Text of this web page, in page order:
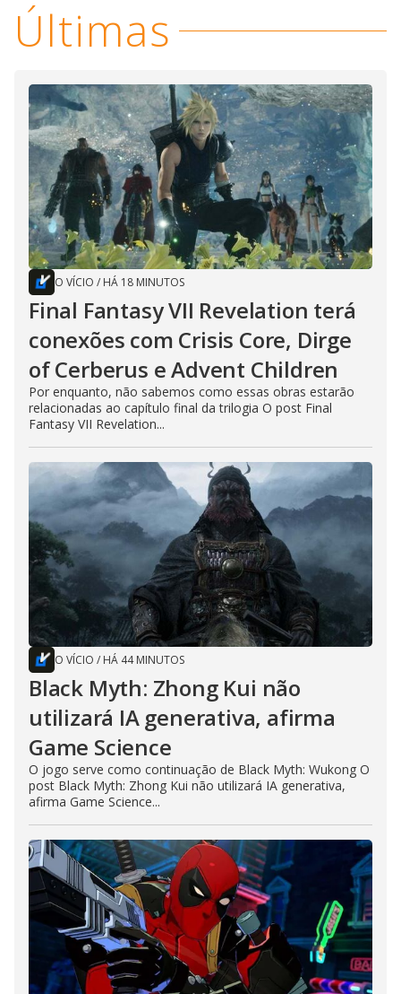
Últimas
O VÍCIO / HÁ 18 MINUTOS
Final Fantasy VII Revelation terá
conexões com Crisis Core, Dirge
of Cerberus e Advent Children
Por enquanto, não sabemos como essas obras estarão
relacionadas ao capítulo final da trilogia O post Final
Fantasy VII Revelation...
O VÍCIO / HÁ 44 MINUTOS
Black Myth: Zhong Kui não
utilizará IA generativa, afirma
Game Science
O jogo serve como continuação de Black Myth: Wukong O
post Black Myth: Zhong Kui não utilizará IA generativa,
afirma Game Science...